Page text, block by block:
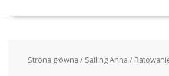
Strona główna / Sailing Anna /